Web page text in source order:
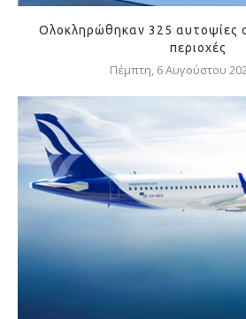
Ολοκληρώθηκαν 325 αυτοψίες
περιοχές
Πέμπτη, 6 Αυγούστου